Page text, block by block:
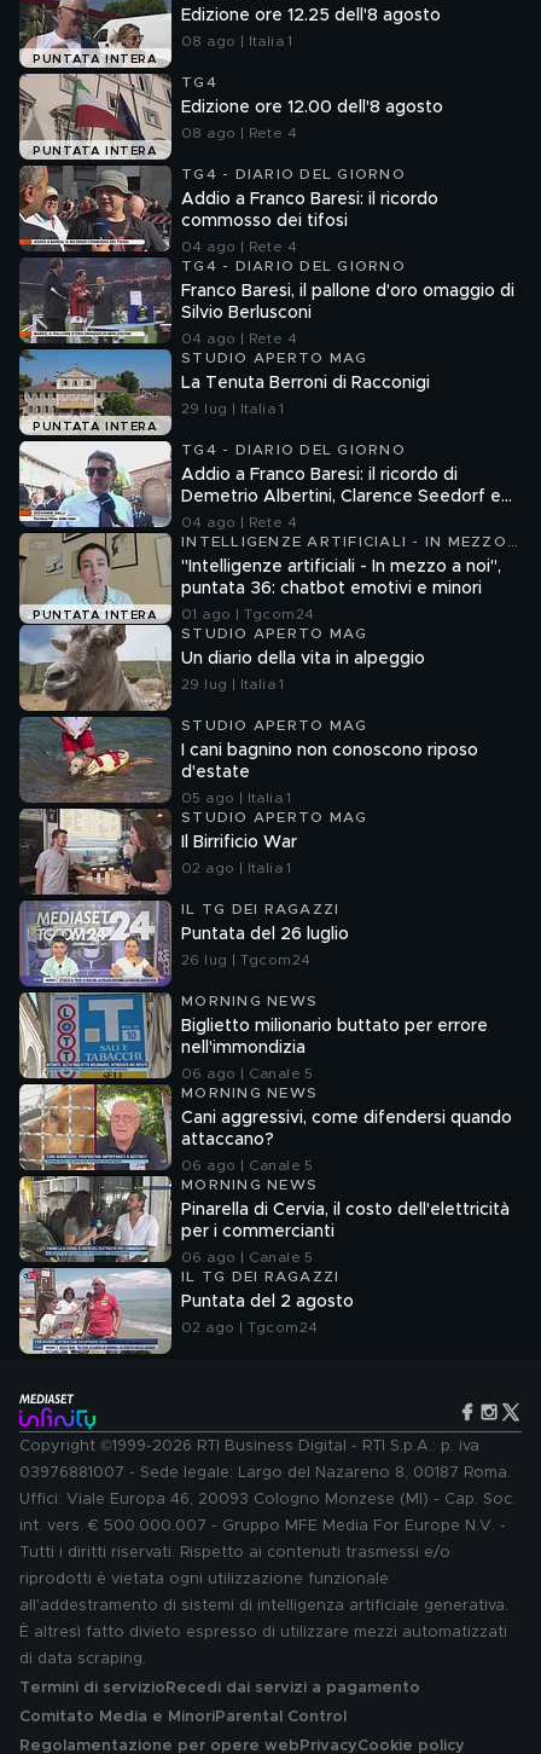
PUNTATA INTERA
Edizione ore 12.25 dell'8 agosto
08 ago | Italia 1
PUNTATA INTERA
TG4
Edizione ore 12.00 dell'8 agosto
08 ago | Rete 4
TG4 - DIARIO DEL GIORNO
Addio a Franco Baresi: il ricordo
commosso dei tifosi
04 ago | Rete 4
TG4 - DIARIO DEL GIORNO
Franco Baresi, il pallone d'oro omaggio di
Silvio Berlusconi
04 ago | Rete 4
PUNTATA INTERA
STUDIO APERTO MAG
La Tenuta Berroni di Racconigi
29 lug | Italia 1
TG4 - DIARIO DEL GIORNO
Addio a Franco Baresi: il ricordo di
Demetrio Albertini, Clarence Seedorf e
Giovanni Galli
04 ago | Rete 4
PUNTATA INTERA
INTELLIGENZE ARTIFICIALI - IN MEZZO
A NOI
"Intelligenze artificiali - In mezzo a noi",
puntata 36: chatbot emotivi e minori
01 ago | Tgcom24
STUDIO APERTO MAG
Un diario della vita in alpeggio
29 lug | Italia 1
STUDIO APERTO MAG
I cani bagnino non conoscono riposo
d'estate
05 ago | Italia 1
STUDIO APERTO MAG
Il Birrificio War
02 ago | Italia 1
IL TG DEI RAGAZZI
Puntata del 26 luglio
26 lug | Tgcom24
MORNING NEWS
Biglietto milionario buttato per errore
nell'immondizia
06 ago | Canale 5
MORNING NEWS
Cani aggressivi, come difendersi quando
attaccano?
06 ago | Canale 5
MORNING NEWS
Pinarella di Cervia, il costo dell'elettricità
per i commercianti
06 ago | Canale 5
IL TG DEI RAGAZZI
Puntata del 2 agosto
02 ago | Tgcom24
Copyright ©1999-2026 RTI Business Digital - RTI S.p.A.: p. iva
03976881007 - Sede legale: Largo del Nazareno 8, 00187 Roma.
Uffici: Viale Europa 46, 20093 Cologno Monzese (MI) - Cap. Soc.
int. vers. € 500.000.007 - Gruppo MFE Media For Europe N.V. -
Tutti i diritti riservati. Rispetto ai contenuti trasmessi e/o
riprodotti è vietata ogni utilizzazione funzionale
all'addestramento di sistemi di intelligenza artificiale generativa.
È altresì fatto divieto espresso di utilizzare mezzi automatizzati
di data scraping.
Termini di servizio Recedi dai servizi a pagamento
Comitato Media e MinoriParental Control
Regolamentazione per opere web PrivacyCookie policy